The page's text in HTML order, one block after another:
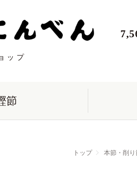
ップ
節
トップ 本節・削り